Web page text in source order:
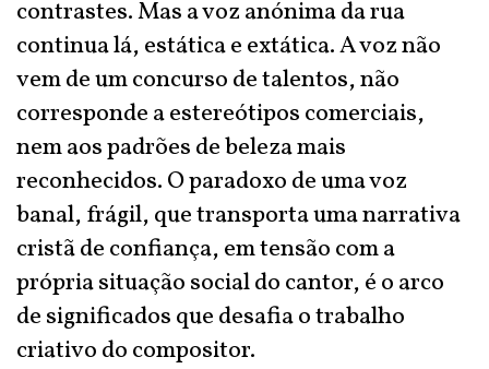
contrastes. Mas a voz anónima da rua
continua lá, estática e extática. A voz não
vem de um concurso de talentos, não
corresponde a estereótipos comerciais,
nem aos padrões de beleza mais
reconhecidos. O paradoxo de uma voz
banal, frágil, que transporta uma narrativa
cristã de confiança, em tensão com a
própria situação social do cantor, é o arco
de significados que desafia o trabalho
criativo do compositor.